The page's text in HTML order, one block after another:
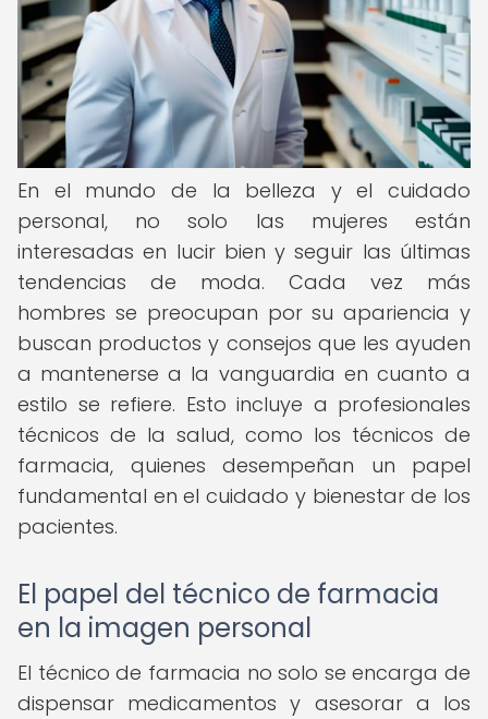
En el mundo de la belleza y el cuidado
personal, no solo las mujeres están
interesadas en lucir bien y seguir las últimas
tendencias de moda. Cada vez más
hombres se preocupan por su apariencia y
buscan productos y consejos que les ayuden
a mantenerse a la vanguardia en cuanto a
estilo se refiere. Esto incluye a profesionales
técnicos de la salud, como los técnicos de
farmacia, quienes desempeñan un papel
fundamental en el cuidado y bienestar de los
pacientes.
El papel del técnico de farmacia
en la imagen personal
El técnico de farmacia no solo se encarga de
dispensar medicamentos y asesorar a los